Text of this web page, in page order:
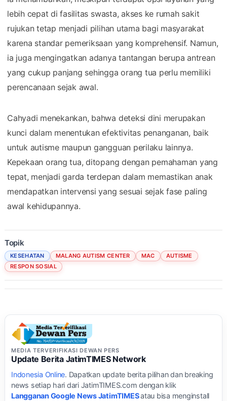
lebih cepat di fasilitas swasta, akses ke rumah sakit
rujukan tetap menjadi pilihan utama bagi masyarakat
karena standar pemeriksaan yang komprehensif. Namun,
ia juga mengingatkan adanya tantangan berupa antrean
yang cukup panjang sehingga orang tua perlu memiliki
perencanaan sejak awal.
Cahyadi menekankan, bahwa deteksi dini merupakan
kunci dalam menentukan efektivitas penanganan, baik
untuk autisme maupun gangguan perilaku lainnya.
Kepekaan orang tua, ditopang dengan pemahaman yang
tepat, menjadi garda terdepan dalam memastikan anak
mendapatkan intervensi yang sesuai sejak fase paling
awal kehidupannya.
Topik
KESEHATAN MALANG AUTISM CENTER MAC
AUTISME
RESPON SOSIAL
MEDIA TERVERIFIKASI DEWAN PERS
Update Berita JatimTIMES Network
Indonesia Online. Dapatkan update berita pilihan dan breaking
news setiap hari dari JatimTIMES.com dengan klik
Langganan Google News JatimTIMESatau bisa menginstall